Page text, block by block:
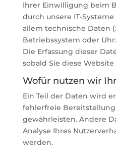
Ihrer Einwilligung beim
durch unsere IT-
allem technische Daten
Betriebssystem oder
Die Erfassung dieser
sobald Sie diese
Wofür nutzen wir
Ein Teil der Daten wird
fehlerfreie
gewährleisten. Andere
Analyse Ihres
werden.